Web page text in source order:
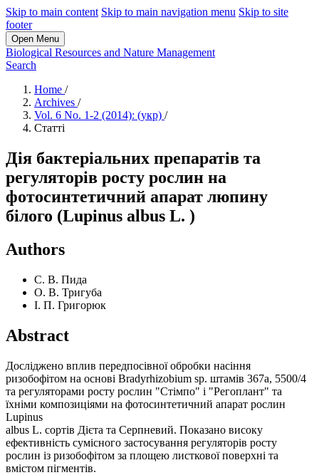
Skip to main content Skip to main navigation menu Skip to site
footer
Open Menu
Biological Resources and Nature Management
Search
Home /
Archives /
Vol. 6 No. 1-2 (2014): (укр) /
Статті
Дія бактеріальних препаратів та
регуляторів росту рослин на
фотосинтетичний апарат люпину
білого (Lupinus albus L. )
Authors
С. В. Пида
О. В. Тригуба
І. П. Григорюк
Abstract
Досліджено вплив передпосівної обробки насіння
ризобофітом на основі Bradyrhizobium sp. штамів 367а, 5500/4
та регуляторами росту рослин "Стімпо" і "Регоплант" та
їхніми композиціями на фотосинтетичний апарат рослин
Lupinus
albus L. сортів Дієта та Серпневий. Показано високу
ефективність сумісного застосування регуляторів росту
рослин із ризобофітом за площею листкової поверхні та
вмістом пігментів.